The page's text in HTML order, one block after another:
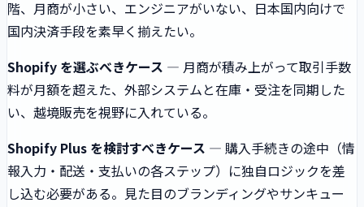
階、月商が小さい、エンジニアがいない、日本国内向けで
国内決済手段を素早く揃えたい。
Shopify を選ぶべきケース — 月商が積み上がって取引手数
料が月額を超えた、外部システムと在庫・受注を同期した
い、越境販売を視野に入れている。
Shopify Plus を検討すべきケース — 購入手続きの途中（情
報入力・配送・支払いの各ステップ）に独自ロジックを差
し込む必要がある。見た目のブランディングやサンキュー